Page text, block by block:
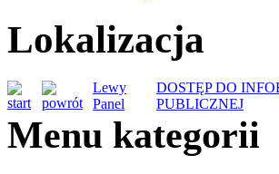
Lokalizacja
Lewy
Panel
DOSTĘP DO
PUBLICZNEJ
Menu kategorii